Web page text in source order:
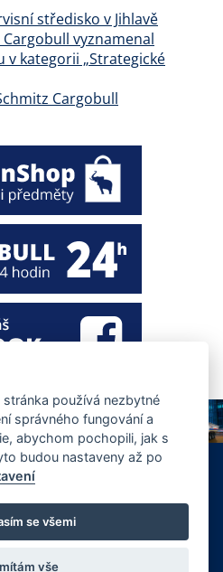
středisko v Jihlavě
vyznamenal
v kategorii „Strategické
Cargobull
info@ewt.cz
EWT spol. s.r.o., realizace
,tvorba webových stránek.
používá nezbytné
správného fungování a
abychom pochopili, jak s
budou nastaveny až po
se všemi
vše